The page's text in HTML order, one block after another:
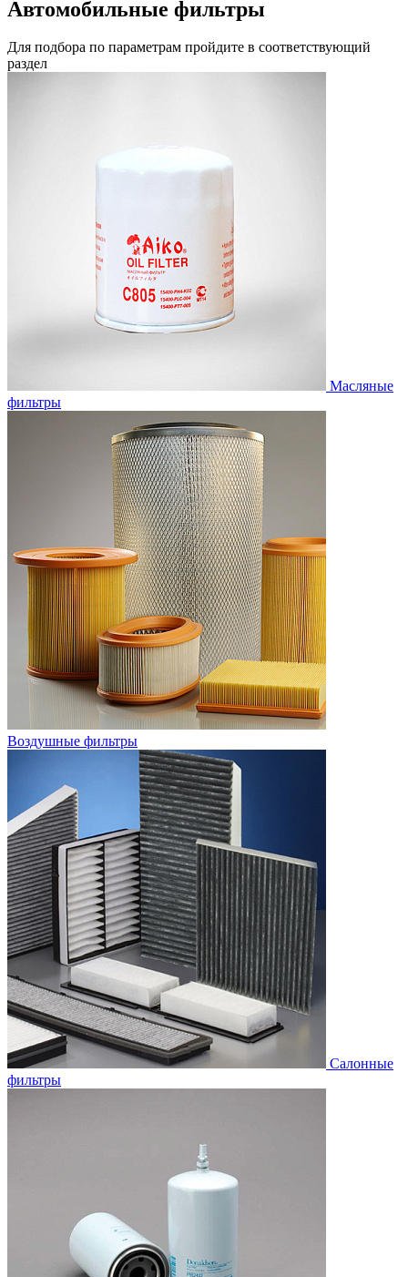
Автомобильные фильтры
Для подбора по параметрам пройдите в соответствующий
раздел
Масляные
фильтры
Воздушные фильтры
Салонные
фильтры